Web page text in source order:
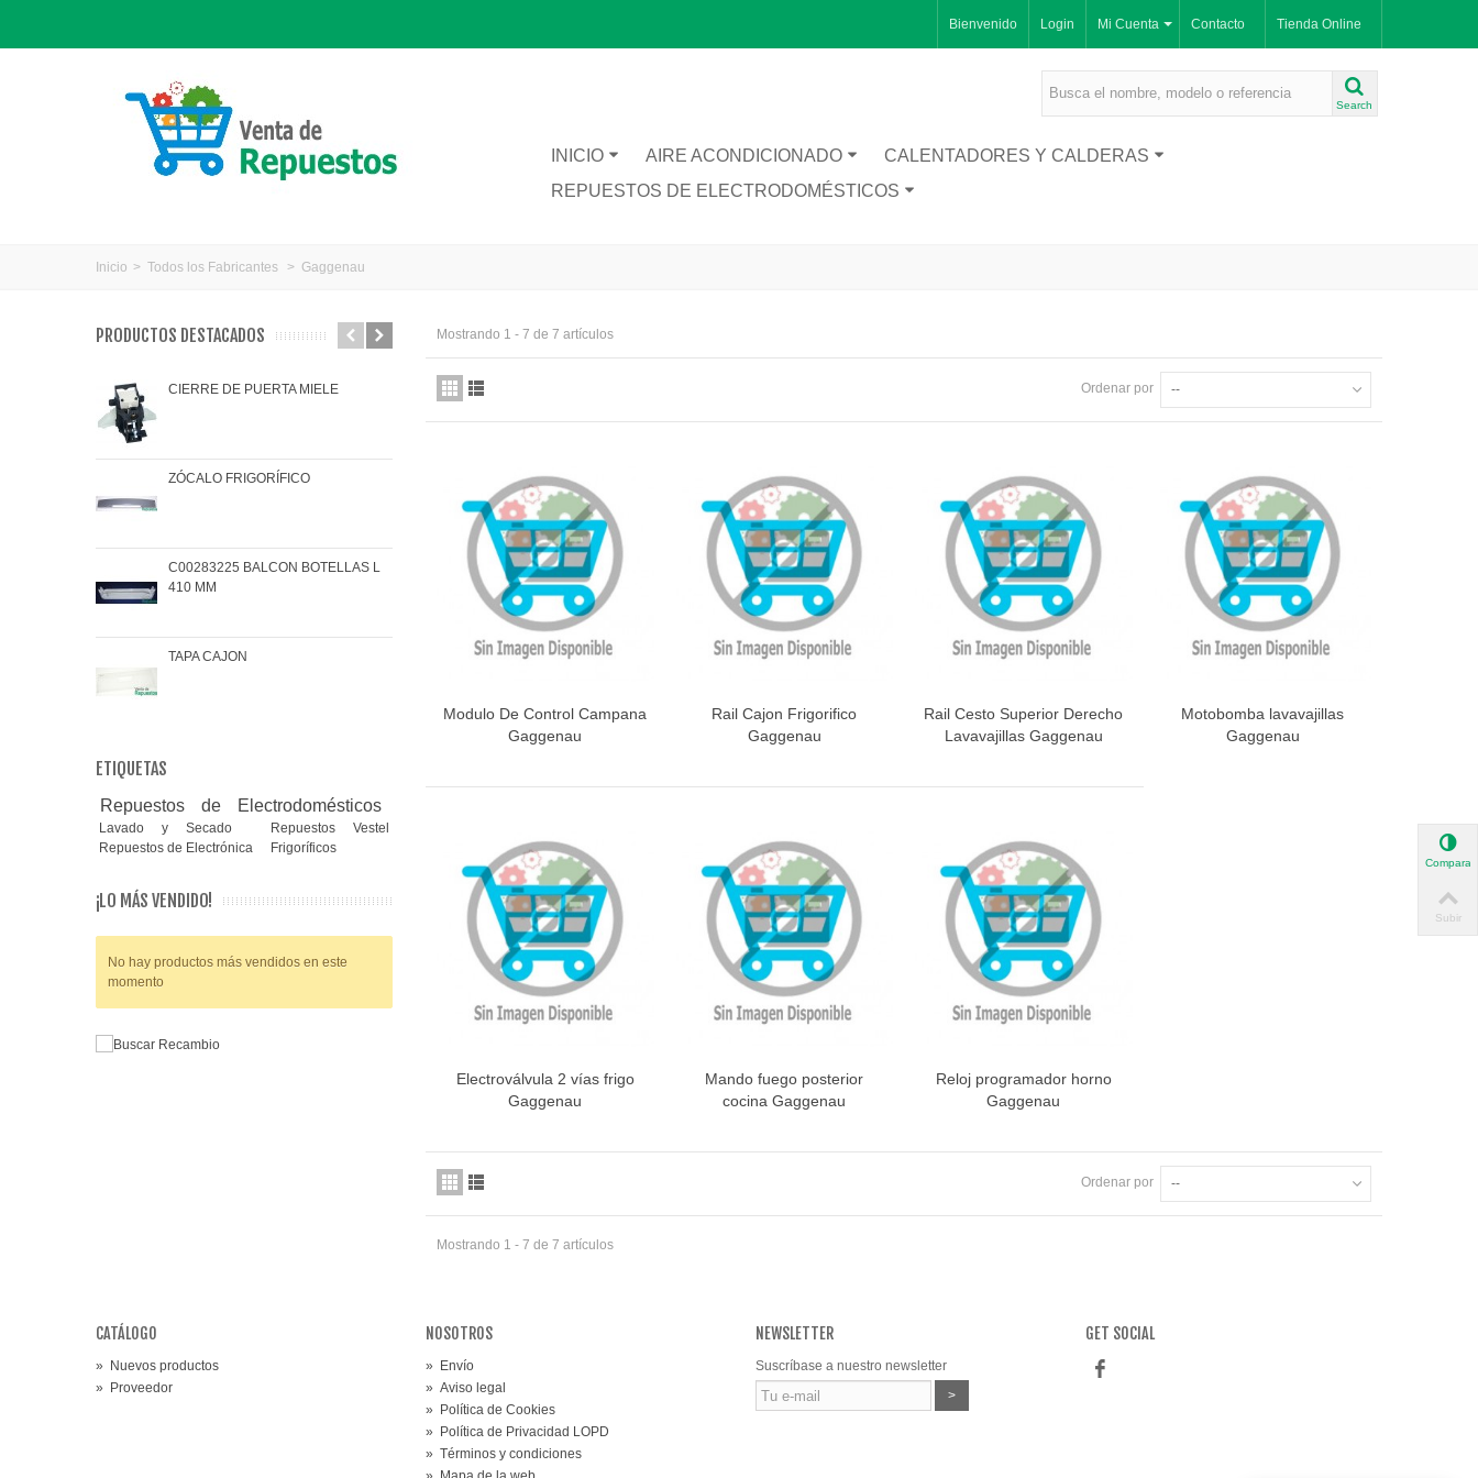
Tienda Online
Contacto
Mi Cuenta
Bienvenido Login
Search
INICIO AIRE ACONDICIONADO
CALENTADORES Y CALDERAS
REPUESTOS DE ELECTRODOMÉSTICOS
Inicio > Todos los Fabricantes > Gaggenau
PRODUCTOS DESTACADOS
CIERRE DE PUERTA MIELE
ZÓCALO FRIGORÍFICO
C00283225 BALCON BOTELLAS L
410 MM
TAPA CAJON
JARRA CATA BT1200
JUNTA INFERIOR PUERTA 1491281
COJINETE RODAMIENTOS FAGOR-
BRANDT
MANETA / MANGO HORNO
ETIQUETAS
Repuestos de Electrodomésticos
Lavado y Secado
Repuestos Vestel
Repuestos de Electrónica
Frigoríficos
¡LO MÁS VENDIDO!
No hay productos más vendidos en este
momento
Mostrando 1 - 7 de 7 artículos
Ordenar por --
Vista rápida
Modulo De Control Campana
Gaggenau
Vista rápida
Rail Cajon Frigorifico
Gaggenau
Vista rápida
Rail Cesto Superior Derecho
Lavavajillas Gaggenau
Vista rápida
Motobomba lavavajillas
Gaggenau
Vista rápida
Electroválvula 2 vías frigo
Gaggenau
Vista rápida
Mando fuego posterior
cocina Gaggenau
Vista rápida
Reloj programador horno
Gaggenau
Ordenar por --
Mostrando 1 - 7 de 7 artículos
CATÁLOGO
»
Nuevos productos
»
Proveedor
NOSOTROS
»
Envío
» Aviso legal
»
Política de Cookies
»
Política de Privacidad LOPD
» Términos y condiciones
NEWSLETTER
Suscríbase a nuestro newsletter
>
GET SOCIAL
Comparar
Subir